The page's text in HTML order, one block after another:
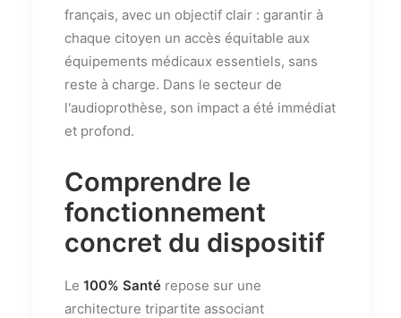
français, avec un objectif clair : garantir à
chaque citoyen un accès équitable aux
équipements médicaux essentiels, sans
reste à charge. Dans le secteur de
l'audioprothèse, son impact a été immédiat
et profond.
Comprendre le
fonctionnement
concret du dispositif
Le 100% Santé repose sur une
architecture tripartite associant